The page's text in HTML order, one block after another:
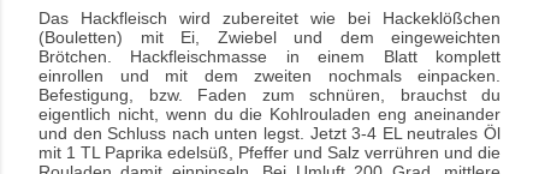
Das Hackfleisch wird zubereitet wie bei Hackeklößchen
(Bouletten) mit Ei, Zwiebel und dem eingeweichten
Brötchen. Hackfleischmasse in einem Blatt komplett
einrollen und mit dem zweiten nochmals einpacken.
Befestigung, bzw. Faden zum schnüren, brauchst du
eigentlich nicht, wenn du die Kohlrouladen eng aneinander
und den Schluss nach unten legst. Jetzt 3-4 EL neutrales Öl
mit 1 TL Paprika edelsüß, Pfeffer und Salz verrühren und die